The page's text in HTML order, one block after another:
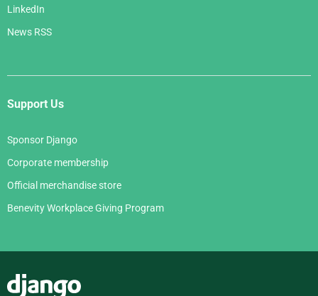
LinkedIn
News RSS
Support Us
Sponsor Django
Corporate membership
Official merchandise store
Benevity Workplace Giving Program